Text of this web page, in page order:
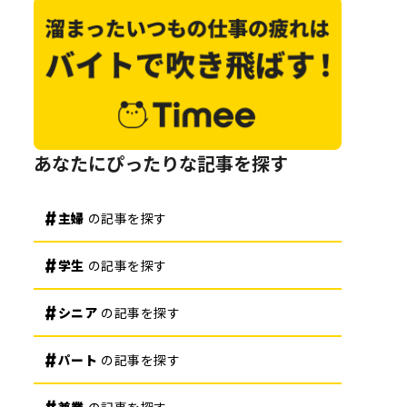
あなたにぴったりな記事を探す
主婦 の記事を探す
学生 の記事を探す
シニア の記事を探す
パート の記事を探す